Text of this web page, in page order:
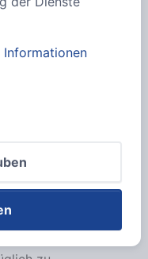
unser Eigentum,
des
Umfang
oder sonstigen
Informationen